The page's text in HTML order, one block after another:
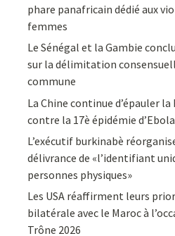
phare panafricain dédié aux
femmes
Le Sénégal et la Gambie
sur la délimitation
commune
La Chine continue d’épauler la
contre la 17è épidémie d’Ebola
L’exécutif burkinabè
délivrance de «l’identifiant
personnes physiques»
Les USA réaffirment leurs
bilatérale avec le Maroc à
Trône 2026